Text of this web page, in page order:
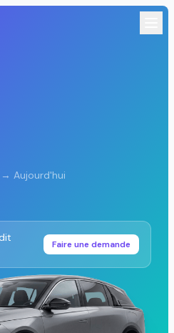
Aujourd'hui
Faire une demande